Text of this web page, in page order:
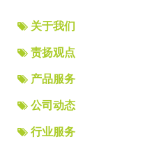
关于我们
责扬观点
产品服务
公司动态
行业服务